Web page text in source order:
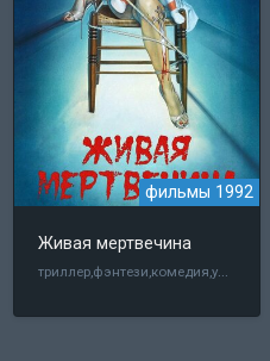
фильмы 1992
Живая мертвечина
триллер,фэнтези,комедия,ужасы